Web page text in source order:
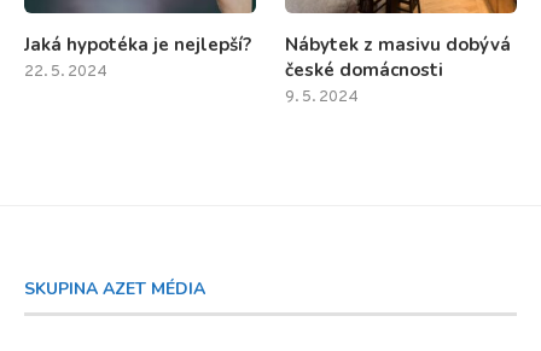
Jaká hypotéka je nejlepší?
22. 5. 2024
Nábytek z masivu dobývá
české domácnosti
9. 5. 2024
SKUPINA AZET MÉDIA